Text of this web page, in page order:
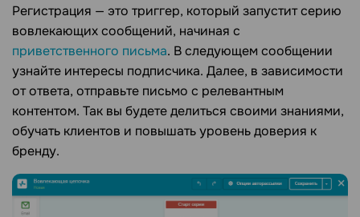
Регистрация — это триггер, который запустит серию
вовлекающих сообщений, начиная с
приветственного письма. В следующем сообщении
узнайте интересы подписчика. Далее, в зависимости
от ответа, отправьте письмо с релевантным
контентом. Так вы будете делиться своими знаниями,
обучать клиентов и повышать уровень доверия к
бренду.